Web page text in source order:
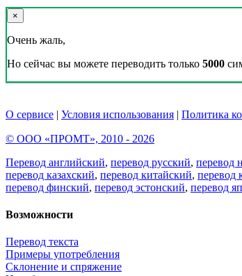
×
Очень жаль,
Но сейчас вы можете переводить только 5000
О сервисе | Условия использования | Политика
© ООО «ПРОМТ», 2010 - 2026
Перевод английский, перевод русский, перевод
перевод казахский, перевод китайский, перевод
перевод финский, перевод эстонский, перевод
Возможности
Перевод текста
Примеры употребления
Склонение и спряжение